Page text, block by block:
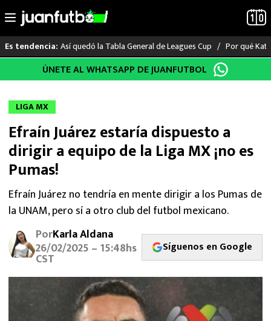
al
Es tendencia: Así quedó la Tabla General de Leagues Cup Por qué
LO ÚLTIMO
LIGA MX
RAYADOS
PUMAS
ATLANTE
FUTBOL INTERNACIONAL
MEXICANOS EN EL EXTRANJERO
FUTBOL ESTUFA
ÚNETE AL WHATSAPP DE JUANFUTBOL
LIGA MX
Efraín Juárez estaría dispuesto a
dirigir a equipo de la Liga MX ¡no es
Pumas!
Efraín Juárez no tendría en mente dirigir a los Pumas de
la UNAM, pero sí a otro club del futbol mexicano.
PorKarla Aldana
26/02/2025 – 15:48hs
CST
Síguenos en Google